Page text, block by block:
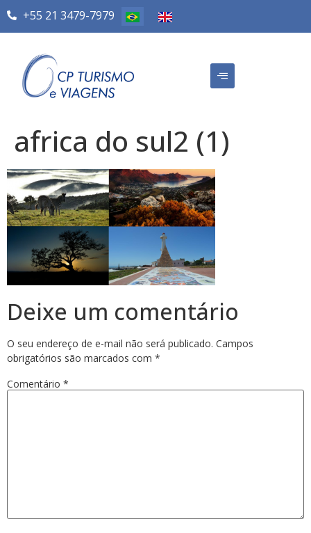
+55 21 3479-7979
africa do sul2 (1)
Deixe um comentário
O seu endereço de e-mail não será publicado. Campos
obrigatórios são marcados com *
Comentário *